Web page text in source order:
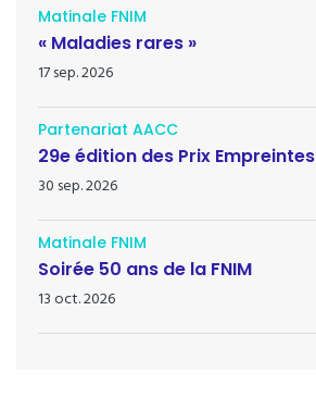
Matinale FNIM
« Maladies rares »
17 sep. 2026
Partenariat AACC
29e édition des Prix Empreintes
30 sep. 2026
Matinale FNIM
Soirée 50 ans de la FNIM
13 oct. 2026